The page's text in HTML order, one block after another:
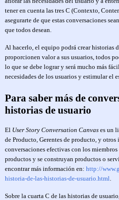
tener en cuenta las tres C (Contexto,
asegurarte de que estas conversaciones
que todos desean.
Al hacerlo, el equipo podrá crear historias
proporcionen valor a sus usuarios, todos
lo que se debe lograr y será mucho más
necesidades de los usuarios y estimular el
Para saber más de
historias de usuario
El User Story Conversation Canvas es un
de Producto, Gerentes de producto, y otros
conversaciones efectivas con los
productos y se construyan productos o
encontrar más información en: http://
historia-de-las-historias-de-usuario.html
Sobre la cuarta C de las historias de